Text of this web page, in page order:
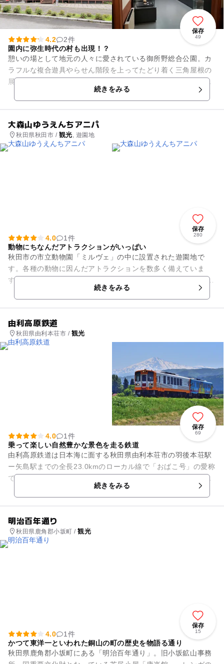
保存
49
4.2
2件
園内に弥生時代の村も出現！？
憩いの場として地元の人々に愛されている御所野総合公園。カ
ラフルな複合遊具やらせん階段を上ってたどり着く三角屋根の
展望台、そして思いっきりボール遊びが楽しめる広い芝生広場
などもあり、休日には子連れ...続きをみる
大森山ゆうえんちアニパ
秋田県秋田市 / 観光, 遊園地
保存
280
4.0
1件
動物にちなんだアトラクションがいっぱい
秋田市の市立動物園「ミルヴェ」の中に設置された遊園地で
す。各種の動物に因んだアトラクションを数多く備えていま
す。 新しくなったアニパ観覧車「フルール」や、キリンが先導
するジェットコースター、象...続きをみる
由利高原鉄道
秋田県由利本荘市 / 観光
保存
69
4.0
1件
乗って楽しい自然豊かな景色を走る鉄道
由利高原鉄道は日本海に面する秋田県由利本荘市の羽後本荘駅
ー矢島駅までの全長23.0kmのローカル線で「おばこ号」の愛称
で親しまれています。名山「鳥海山」を仰ぎながら、美田地帯
続きをみる
明治百年通り
秋田県鹿角郡小坂町 /観光
保存
15
4.0
1件
かつて東洋一といわれた銅山の町の歴史を物語る通り
秋田県鹿角郡小坂町にある「明治百年通り」。旧小坂鉱山事務